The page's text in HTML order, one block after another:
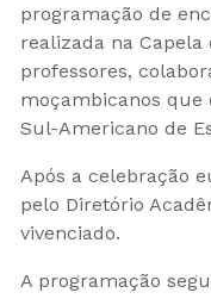
programação de
realizada na
professores,
moçambicanos
Sul-Americano de
Após a celebração
pelo Diretório
vivenciado.
A programação